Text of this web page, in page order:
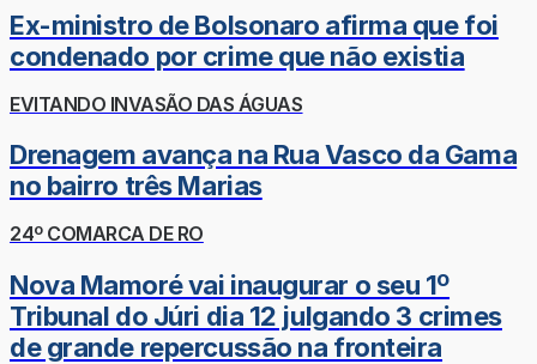
Ex-ministro de Bolsonaro afirma que foi
condenado por crime que não existia
EVITANDO INVASÃO DAS ÁGUAS
Drenagem avança na Rua Vasco da Gama
no bairro três Marias
24º COMARCA DE RO
Nova Mamoré vai inaugurar o seu 1º
Tribunal do Júri dia 12 julgando 3 crimes
de grande repercussão na fronteira